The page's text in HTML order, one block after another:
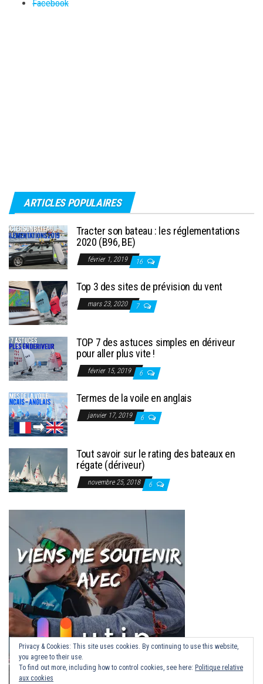
Facebook
ARTICLES POPULAIRES
Tracter son bateau : les réglementations
2020 (B96, BE)
février 1, 2019 16
Top 3 des sites de prévision du vent
mars 23, 2020 7
TOP 7 des astuces simples en dériveur
pour aller plus vite !
février 15, 2019 6
Termes de la voile en anglais
janvier 17, 2019 6
Tout savoir sur le rating des bateaux en
régate (dériveur)
novembre 25, 2018 6
Privacy & Cookies: This site uses cookies. By continuing to use this website,
you agree to their use.
To find out more, including how to control cookies, see here: Politique relative
aux cookies